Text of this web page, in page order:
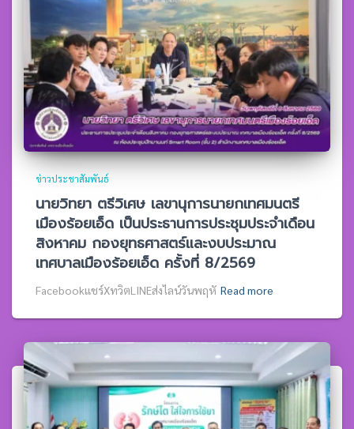
ข่าวประชาสัมพันธ์
นายวิทยา ตรีวิเศษ เลขานุการนายกเทศมนตรี
เมืองร้อยเอ็ด เป็นประธานการประชุมประจำเดือน
สิงหาคม กองยุทธศาสตร์และงบประมาณ
เทศบาลเมืองร้อยเอ็ด ครั้งที่ 8/2569
Facebookแชร์XทวิตLINEส่งไลน์วันพฤหั Read more